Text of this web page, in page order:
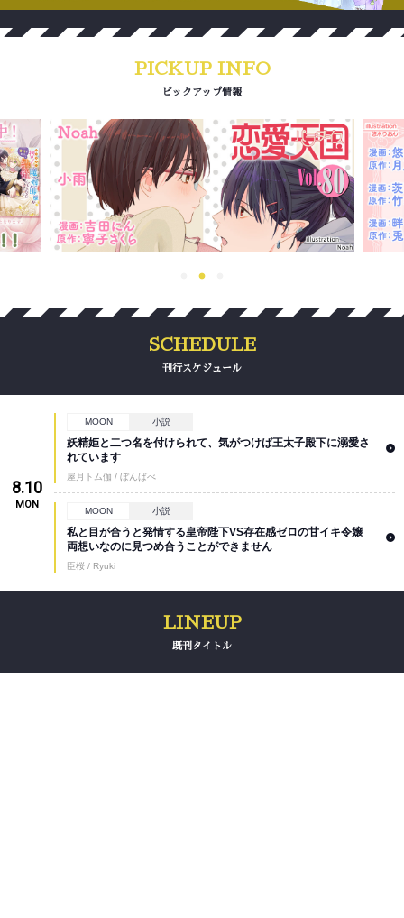
ピックアップ情報
刊行スケジュール
8.10
MON
MOON 小説
妖精姫と二つ名を付けられて、気がつけば王太子殿下に溺愛さ
れています
屋月トム伽 / ぼんばべ
MOON 小説
私と目が合うと発情する皇帝陛下VS存在感ゼロの甘イキ令嬢
両想いなのに見つめ合うことができません
臣桜 / Ryuki
既刊タイトル